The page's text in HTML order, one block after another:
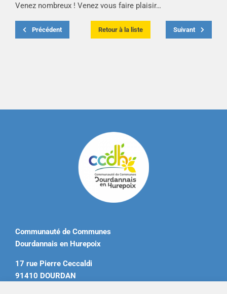
Venez nombreux ! Venez vous faire plaisir…
Précédent Retour à la liste Suivant
Communauté de Communes
Dourdannais en Hurepoix
17 rue Pierre Ceccaldi
91410 DOURDAN